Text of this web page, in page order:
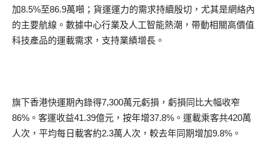
加8.5%至86.9萬噸；貨運運力的需求持續殷切，尤其是網絡內
的主要航線。數據中心行業及人工智能熱潮，帶動相關高價值
科技產品的運載需求，支持業績增長。
旗下香港快運期內錄得7,300萬元虧損，虧損同比大幅收窄
86%。客運收益41.39億元，按年增37.8%。運載乘客共420萬
人次，平均每日載客約2.3萬人次，較去年同期增加9.8%。